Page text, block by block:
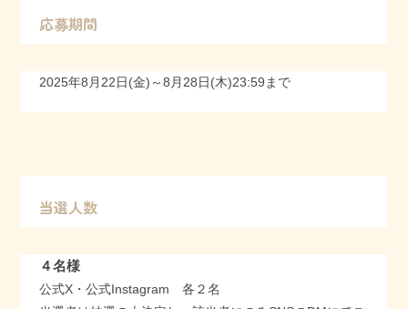
応募期間
2025年8月22日(金)～8月28日(木)23:59まで
当選人数
４名様
公式X・公式Instagram 各２名